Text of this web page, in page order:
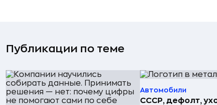
Публикации по теме
Автомобили
СССР, дефолт,